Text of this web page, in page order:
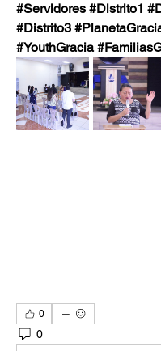
#Servidores #Distrito1
#Distrito3
#YouthGracia
0
0